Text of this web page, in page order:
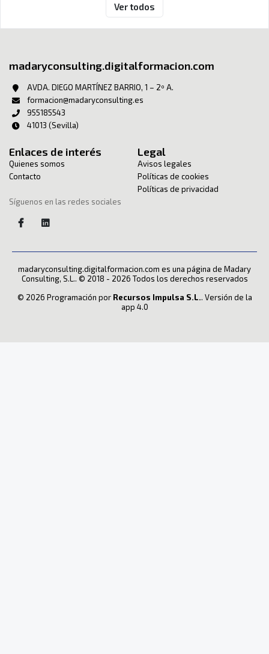
Ver todos
madaryconsulting.digitalformacion.com
AVDA. DIEGO MARTÍNEZ BARRIO, 1 – 2º A.
formacion@madaryconsulting.es
955185543
41013 (Sevilla)
Enlaces de interés
Quienes somos
Contacto
Legal
Avisos legales
Políticas de cookies
Políticas de privacidad
Síguenos en las redes sociales
madaryconsulting.digitalformacion.com es una página de Madary
Consulting, S.L.. © 2018 - 2026 Todos los derechos reservados
© 2026 Programación por Recursos Impulsa S.L.. Versión de la
app 4.0